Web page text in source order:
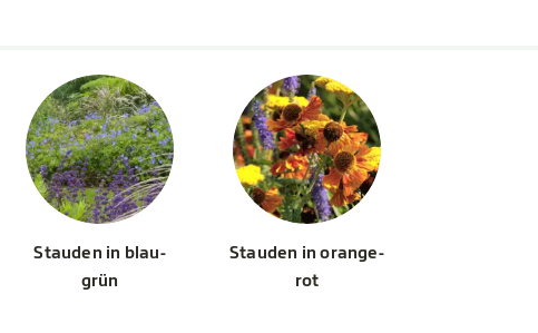
Stauden in blau-
grün
Stauden in orange-
rot